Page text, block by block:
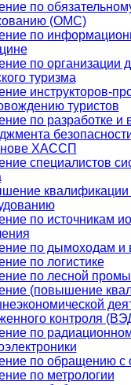
по
(ОМС)
по
по организации
туризма
инструкторов-
туристов
по разработке и
ХАССП
специалистов
квалификации
по источникам
по дымоходам и
по логистике
по лесной
(повышение
контроля
по
по обращению с
по метрологии